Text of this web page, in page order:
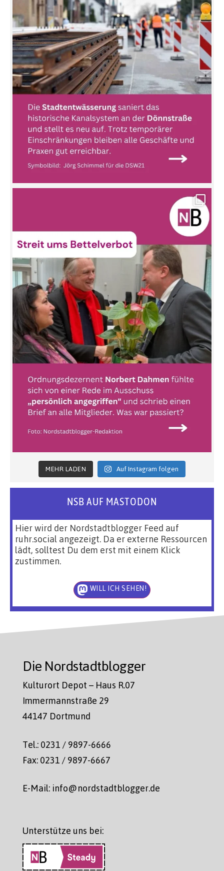
MEHR LADEN Auf Instagram folgen
NSB AUF MASTODON
Hier wird der Nordstadtblogger Feed auf
ruhr.social angezeigt. Da er externe Ressourcen
lädt, solltest Du dem erst mit einem Klick
zustimmen.
WILL ICH SEHEN!
Die Nordstadtblogger
Kulturort Depot – Haus R.07
Immermannstraße 29
44147 Dortmund
Tel.: 0231 / 9897-6666
Fax: 0231 / 9897-6667
E-Mail: info@nordstadtblogger.de
Unterstütze uns bei: